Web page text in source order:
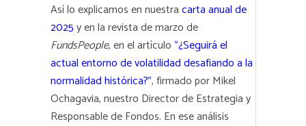
Así lo explicamos en nuestracarta anual de
2025y en la revista de marzo de
FundsPeople, en el artículo“¿Seguirá el
actual entorno de volatilidad desafiando a la
normalidad histórica?”, firmado por Mikel
Ochagavia, nuestro Director de Estrategia y
Responsable de Fondos. En ese análisis